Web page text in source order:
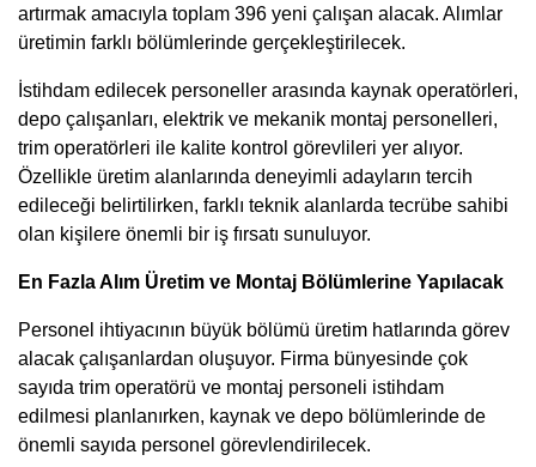
artırmak amacıyla toplam 396 yeni çalışan alacak. Alımlar
üretimin farklı bölümlerinde gerçekleştirilecek.
İstihdam edilecek personeller arasında kaynak operatörleri,
depo çalışanları, elektrik ve mekanik montaj personelleri,
trim operatörleri ile kalite kontrol görevlileri yer alıyor.
Özellikle üretim alanlarında deneyimli adayların tercih
edileceği belirtilirken, farklı teknik alanlarda tecrübe sahibi
olan kişilere önemli bir iş fırsatı sunuluyor.
En Fazla Alım Üretim ve Montaj Bölümlerine Yapılacak
Personel ihtiyacının büyük bölümü üretim hatlarında görev
alacak çalışanlardan oluşuyor. Firma bünyesinde çok
sayıda trim operatörü ve montaj personeli istihdam
edilmesi planlanırken, kaynak ve depo bölümlerinde de
önemli sayıda personel görevlendirilecek.